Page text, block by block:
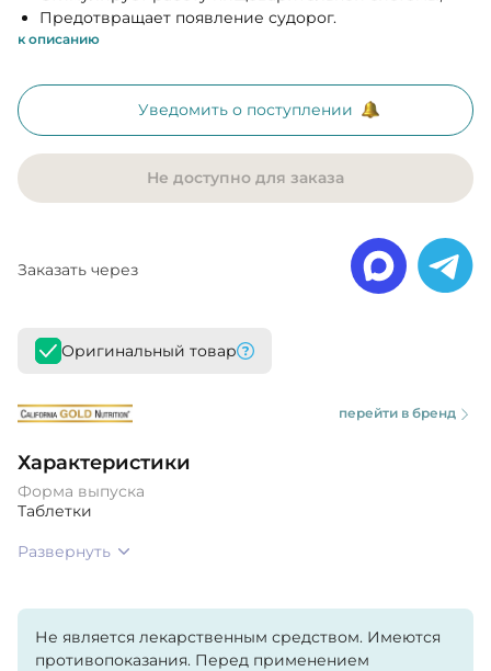
Предотвращает появление судорог.
к описанию
Уведомить о поступлении
Не доступно для заказа
Заказать через
Оригинальный товар
перейти в бренд
Характеристики
Форма выпуска
Таблетки
Развернуть
Не является лекарственным средством. Имеются
противопоказания. Перед применением